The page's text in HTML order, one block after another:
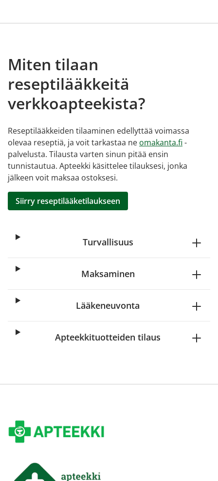
Miten tilaan
reseptilääkkeitä
verkkoapteekista?
Reseptilääkkeiden tilaaminen edellyttää voimassa
olevaa reseptiä, ja voit tarkastaa ne omakanta.fi -
palvelusta. Tilausta varten sinun pitää ensin
tunnistautua. Apteekki käsittelee tilauksesi, jonka
jälkeen voit maksaa ostoksesi.
Siirry reseptilääketilaukseen
Turvallisuus
Maksaminen
Lääkeneuvonta
Apteekkituotteiden tilaus